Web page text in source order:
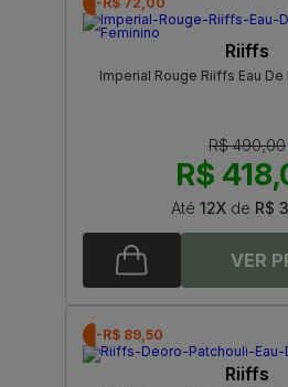
Riiffs
Imperial Rouge Riiffs Eau
R$ 490,00
R$
Até 12Xde R$
-R$ 89,50
Riiffs